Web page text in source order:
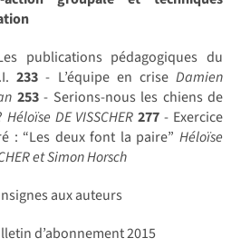
publications pédagogiques du
233 - L’équipe en crise Damien
253- Serions-nous les chiens de
Héloïse DE VISSCHER 277 - Exercice
: “Les deux font la paire” Héloïse
et Simon Horsch
aux auteurs
d’abonnement 2015